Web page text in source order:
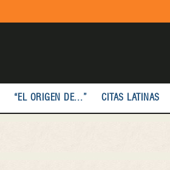
“EL ORIGEN DE...” CITAS LATINAS